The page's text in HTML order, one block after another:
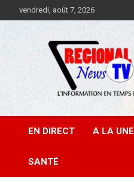
au
vendredi, août 7, 2026
EN DIRECT A LA UNE
SANTÉ